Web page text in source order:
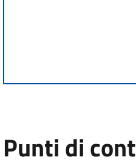
Punti di